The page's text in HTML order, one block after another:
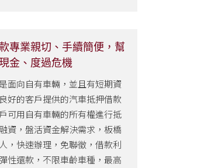
專業親切、手續簡便，幫
金、度過危機
面向自有車輛，並且有短期資
好的客戶提供的汽車抵押借款
可用自有車輛的所有權進行抵
資，盤活資金解決需求，板橋
，快速辦理，免聯徵，借款利
性還款，不限車齡車種，最高